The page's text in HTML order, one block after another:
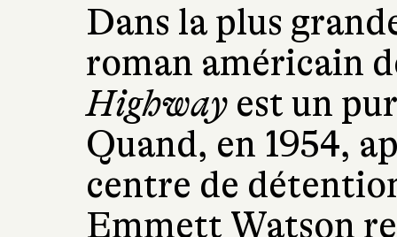
Dans la plus
roman américain
Highwayest un
Quand, en 1954,
centre de
Emmett Watson